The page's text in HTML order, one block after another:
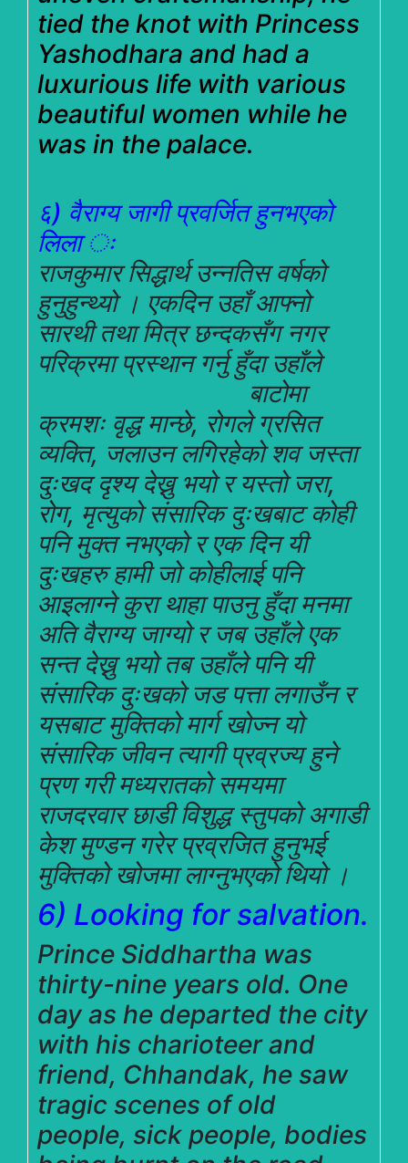
tied the knot with Princess
Yashodhara and had a
luxurious life with various
beautiful women while he
was in the palace.
६) वैराग्य जागी प्रवर्जित हुनभएको
लिला ः
राजकुमार सिद्धार्थ उन्नतिस वर्षको
हुनुहुन्थ्यो । एकदिन उहाँ आफ्नो
सारथी तथा मित्र छन्दकसँग नगर
परिक्रमा प्रस्थान गर्नु हुँदाउहाँले
बाटोमा
क्रमशः वृद्ध मान्छे, रोगले ग्रसित
व्यक्ति, जलाउन लगिरहेको शव जस्ता
दुःखद दृश्य देख्नु भयो र यस्तो जरा,
रोग, मृत्युको संसारिक दुःखबाट कोही
पनि मुक्त नभएको र एक दिन यी
दुःखहरु हामी जो कोहीलाई पनि
आइलाग्ने कुरा थाहा पाउनु हुँदा मनमा
अति वैराग्य जाग्यो र जब उहाँले एक
सन्त देख्नु भयो तब उहाँले पनि यी
संसारिक दुःखको जड पत्ता लगाउँन र
यसबाट मुक्तिको मार्ग खोज्न यो
संसारिक जीवन त्यागी प्रव्रज्य हुने
प्रण गरी मध्यरातको समयमा
राजदरवार छाडी विशुद्ध स्तुपको अगाडी
केश मुण्डन गरेर प्रव्रजित हुनुभई
मुक्तिको खोजमा लाग्नुभएको थियो ।
6) Looking for salvation.
Prince Siddhartha was
thirty-nine years old. One
day as he departed the city
with his charioteer and
friend, Chhandak, he saw
tragic scenes of old
people, sick people, bodies